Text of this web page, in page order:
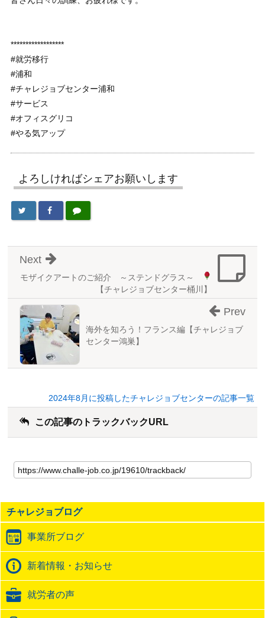
******************
#就労移行
#浦和
#チャレジョブセンター浦和
#サービス
#オフィスグリコ
#やる気アップ
よろしければシェアお願いします
モザイクアートのご紹介 ～ステンドグラス ～
【チャレジョブセンター桶川】
Next
海外を知ろう！フランス編【チャレジョブ
センター鴻巣】
Prev
2024年8月に投稿したチャレジョブセンターの記事一覧
この記事のトラックバックURL
の
記
の
ト
ッ
ク
バ
ッ
URL
チャレジョブログ
事業所ブログ
新着情報・お知らせ
就労者の声